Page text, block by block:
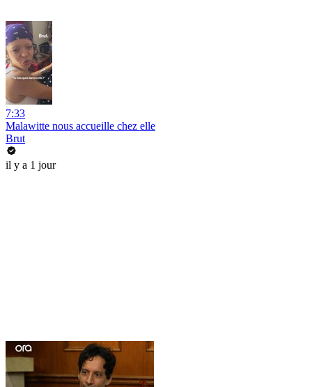
7:33
Malawitte nous accueille chez elle
Brut
il y a 1 jour